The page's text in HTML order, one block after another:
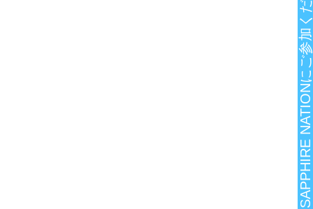
SAPPHIRE NATIONにご参加ください!